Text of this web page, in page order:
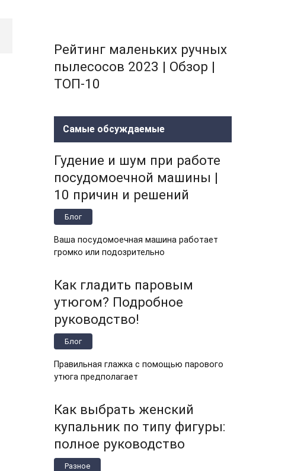
Рейтинг маленьких ручных
пылесосов 2023 | Обзор |
ТОП-10
Самые обсуждаемые
Гудение и шум при работе
посудомоечной машины |
10 причин и решений
Блог
Ваша посудомоечная машина работает
громко или подозрительно
Как гладить паровым
утюгом? Подробное
руководство!
Блог
Правильная глажка с помощью парового
утюга предполагает
Как выбрать женский
купальник по типу фигуры:
полное руководство
Разное